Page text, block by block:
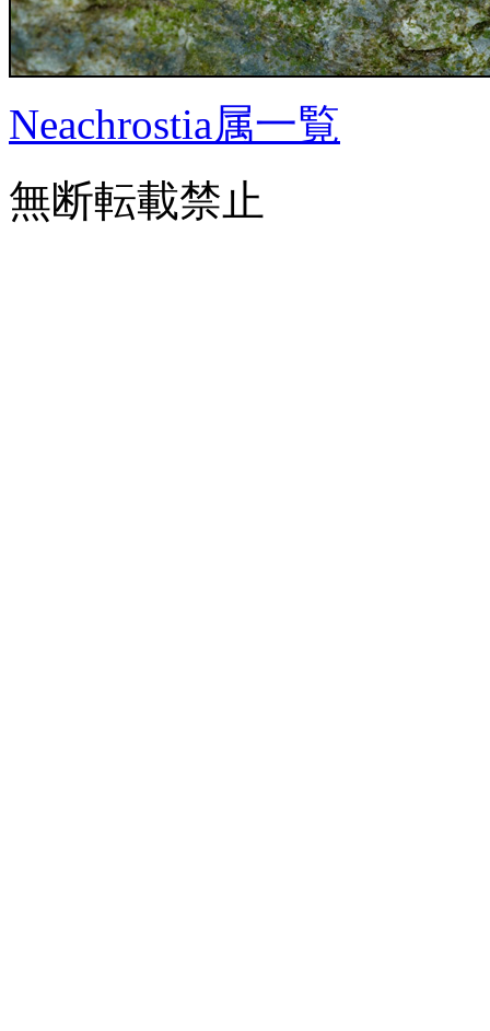
Neachrostia属一覧
無断転載禁止